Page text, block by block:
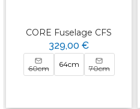
CORE Fuselage CFS
329,00 €
60cm 64cm 70cm